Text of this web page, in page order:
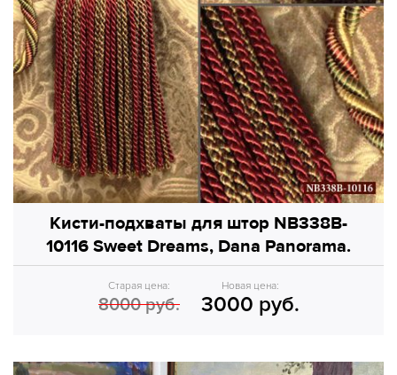
Кисти-подхваты для штор NB338B-
10116 Sweet Dreams, Dana Panorama.
Старая цена:
8000 руб.
Новая цена:
3000 руб.